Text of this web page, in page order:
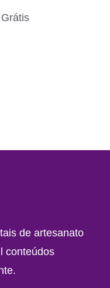
de artesanato
conteúdos